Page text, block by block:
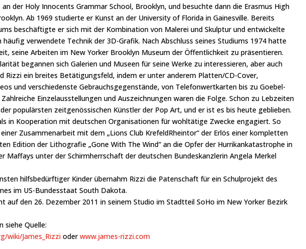
an der Holy Innocents Grammar School, Brooklyn, und besuchte dann die Erasmus High
Ab 1969 studierte er Kunst an der University of Florida in Gainesville. Bereits
beschäftigte er sich mit der Kombination von Malerei und Skulptur und entwickelte
häufig verwendete Technik der 3D-Grafik. Nach Abschluss seines Studiums 1974 hatte
seine Arbeiten im New Yorker Brooklyn Museum der Öffentlichkeit zu präsentieren.
begannen sich Galerien und Museen für seine Werke zu interessieren, aber auch
Rizzi ein breites Betätigungsfeld, indem er unter anderem Platten/CD-Cover,
und verschiedenste Gebrauchsgegenstände, von Telefonwertkarten bis zu Goebel-
Einzelausstellungen und Auszeichnungen waren die Folge. Schon zu Lebzeiten
populärsten zeitgenössischen Künstler der Pop Art, und er ist es bis heute geblieben.
in Kooperation mit deutschen Organisationen für wohltätige Zwecke engagiert. So
Zusammenarbeit mit dem „Lions Club KrefeldRheintor“ der Erlös einer kompletten
Edition der Lithografie „Gone With The Wind“ an die Opfer der Hurrikankatastrophe in
Maffays unter der Schirmherrschaft der deutschen Bundeskanzlerin Angela Merkel
hilfsbedürftiger Kinder übernahm Rizzi die Patenschaft für ein Schulprojekt des
im US-Bundesstaat South Dakota.
auf den 26. Dezember 2011 in seinem Studio im Stadtteil SoHo im New Yorker Bezirk
siehe Quelle:
wiki/James_Rizzi oderwww.james-rizzi.com